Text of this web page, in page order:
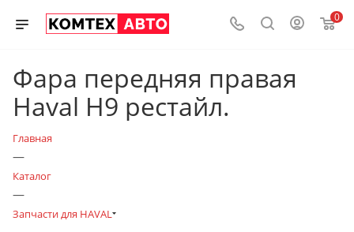
0
Фара передняя правая
Haval H9 рестайл.
Главная
—
Каталог
—
Запчасти для HAVAL